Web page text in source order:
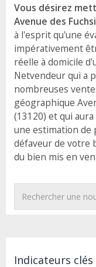
Vous désirez
Avenue des
à l'esprit qu'une
impérativement
réelle à domicile
Netvendeur qui a
nombreuses
géographique
(13120) et qui
une estimation de
défaveur de votre
du bien mis en
Indicateurs